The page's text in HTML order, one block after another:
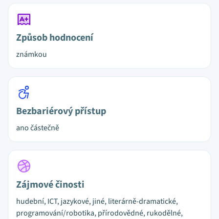
Způsob hodnocení
známkou
Bezbariérový přístup
ano částečně
Zájmové činosti
hudební, ICT, jazykové, jiné, literárně-dramatické,
programování/robotika, přírodovědné, rukodělné,